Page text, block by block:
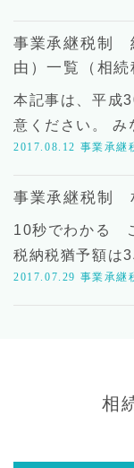
事業承継税制
由）一覧（相続
本記事は、平成
意ください。 み
2017.08.12 事業承継
事業承継税制
10秒でわかる
税納税猶予額は
2017.07.29 事業承継
相